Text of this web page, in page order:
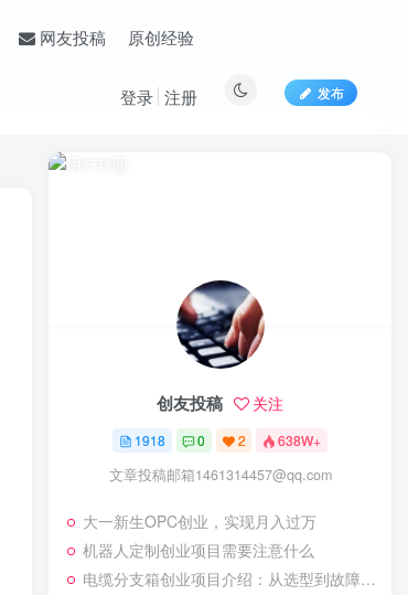
网友投稿 原创经验
发布
登录 注册
创友投稿 关注
1918 0 2 638W+
文章投稿邮箱1461314457@qq.com
大一新生OPC创业，实现月入过万
机器人定制创业项目需要注意什么
电缆分支箱创业项目介绍：从选型到故障排除的实用技巧